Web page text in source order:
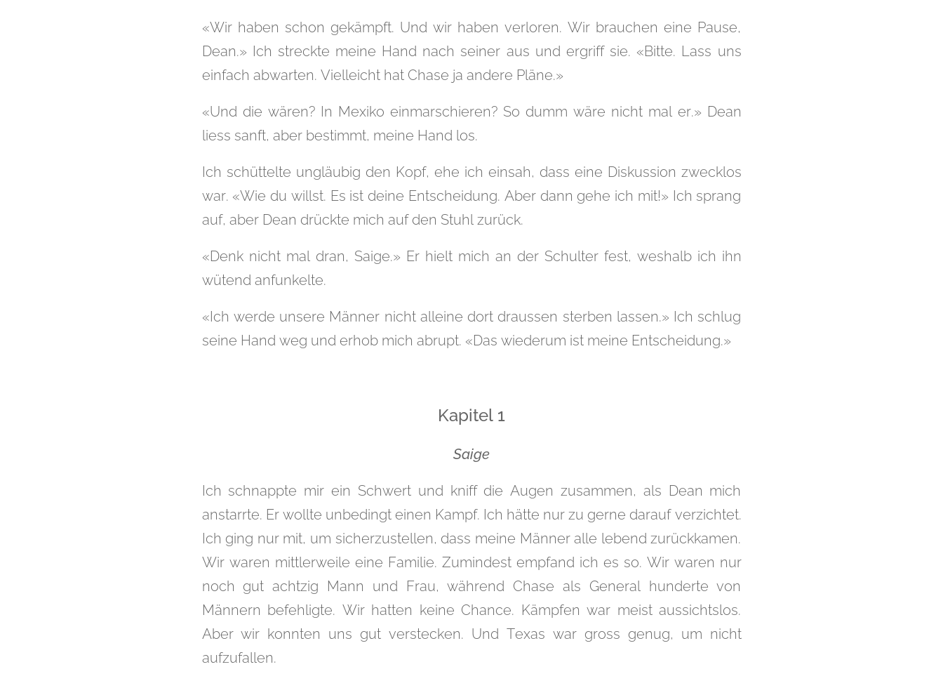
«Wir haben schon gekämpft. Und wir haben verloren. Wir brauchen eine Pause,
Dean.» Ich streckte meine Hand nach seiner aus und ergriff sie. «Bitte. Lass uns
einfach abwarten. Vielleicht hat Chase ja andere Pläne.»
«Und die wären? In Mexiko einmarschieren? So dumm wäre nicht mal er.» Dean
liess sanft, aber bestimmt, meine Hand los.
Ich schüttelte ungläubig den Kopf, ehe ich einsah, dass eine Diskussion zwecklos
war. «Wie du willst. Es ist deine Entscheidung. Aber dann gehe ich mit!» Ich sprang
auf, aber Dean drückte mich auf den Stuhl zurück.
«Denk nicht mal dran, Saige.» Er hielt mich an der Schulter fest, weshalb ich ihn
wütend anfunkelte.
«Ich werde unsere Männer nicht alleine dort draussen sterben lassen.» Ich schlug
seine Hand weg und erhob mich abrupt. «Das wiederum ist meine Entscheidung.»
Kapitel 1
Saige
Ich schnappte mir ein Schwert und kniff die Augen zusammen, als Dean mich
anstarrte. Er wollte unbedingt einen Kampf. Ich hätte nur zu gerne darauf verzichtet.
Ich ging nur mit, um sicherzustellen, dass meine Männer alle lebend zurückkamen.
Wir waren mittlerweile eine Familie. Zumindest empfand ich es so. Wir waren nur
noch gut achtzig Mann und Frau, während Chase als General hunderte von
Männern befehligte. Wir hatten keine Chance. Kämpfen war meist aussichtslos.
Aber wir konnten uns gut verstecken. Und Texas war gross genug, um nicht
aufzufallen.